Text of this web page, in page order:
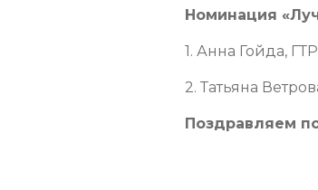
Номинация
1. Анна Гойда,
2. Татьяна
Поздравляем